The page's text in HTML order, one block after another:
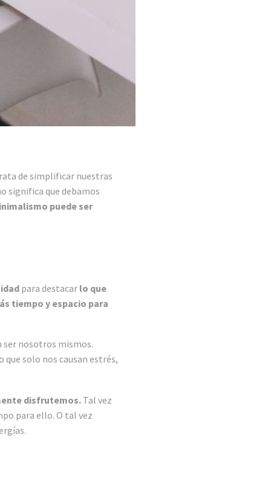
de simplificar nuestras
significa que debamos
puede ser
para destacar lo que
tiempo y espacio para
ser nosotros mismos.
que solo nos causan estrés,
disfrutemos. Tal vez
para ello. O tal vez